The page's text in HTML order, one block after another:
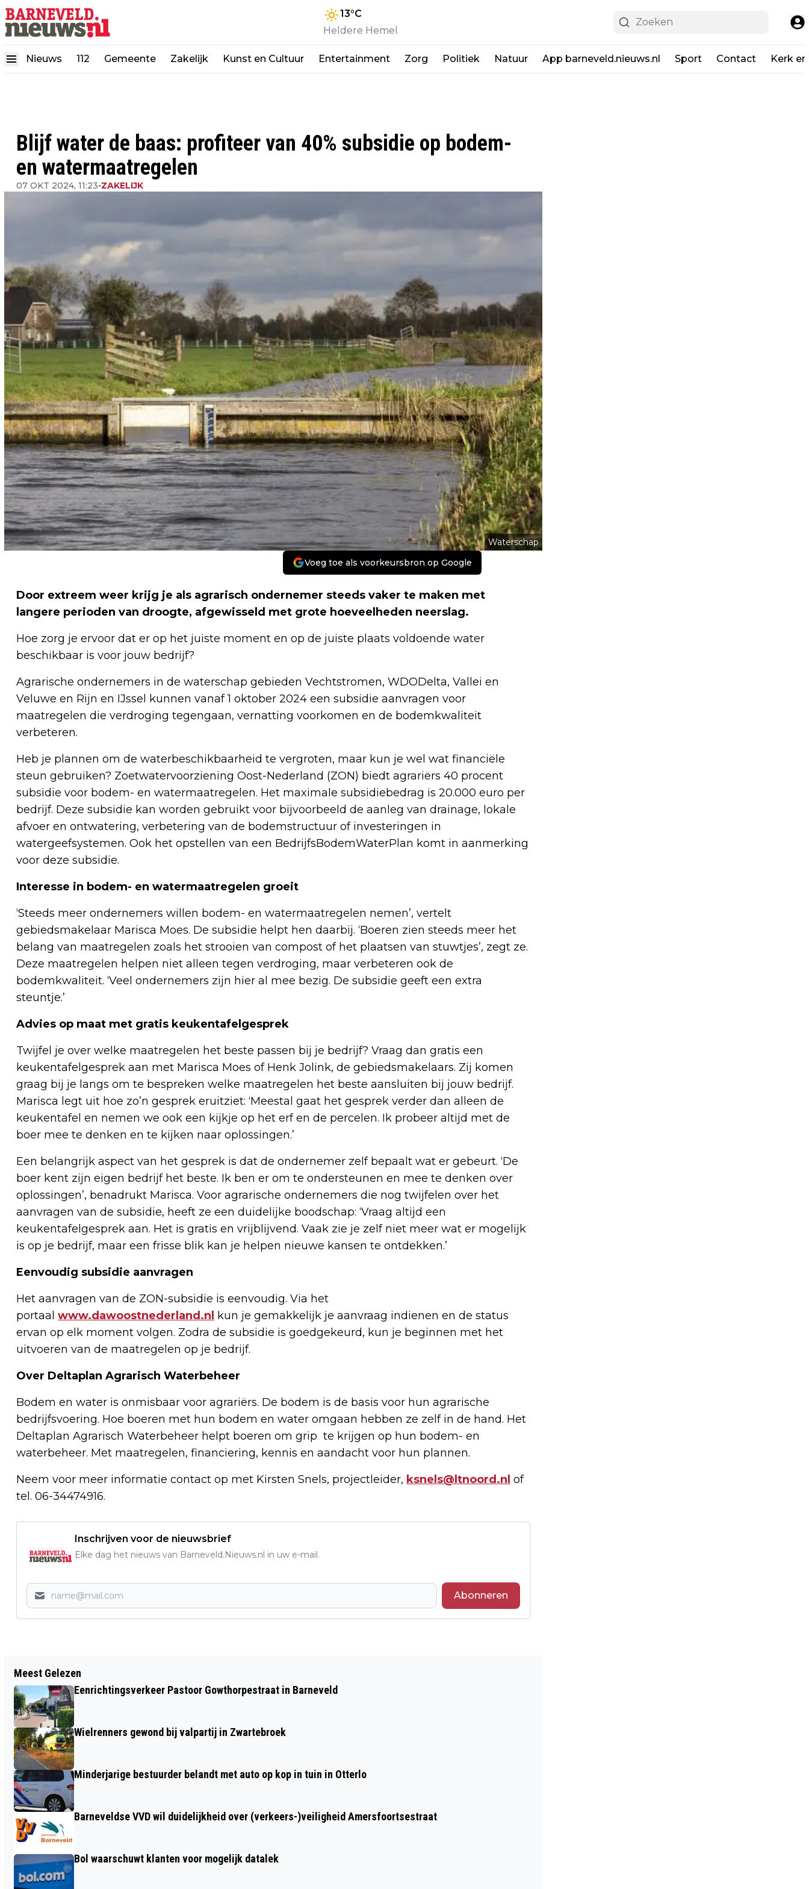
13°C
Heldere Hemel
Nieuws 112 Gemeente Zakelijk Kunst en Cultuur Entertainment Zorg Politiek Natuur App barneveld.nieuws.nl Sport Contact Kerk
Blijf water de baas: profiteer van 40% subsidie op bodem-
en watermaatregelen
07 OKT 2024, 11:23•ZAKELIJK
Waterschap
Voeg toe als voorkeursbron op Google
Door extreem weer krijg je als agrarisch ondernemer steeds vaker te maken met
langere perioden van droogte, afgewisseld met grote hoeveelheden neerslag.
Hoe zorg je ervoor dat er op het juiste moment en op de juiste plaats voldoende water
beschikbaar is voor jouw bedrijf?
Agrarische ondernemers in de waterschap gebieden Vechtstromen, WDODelta, Vallei en
Veluwe en Rijn en IJssel kunnen vanaf 1 oktober 2024 een subsidie aanvragen voor
maatregelen die verdroging tegengaan, vernatting voorkomen en de bodemkwaliteit
verbeteren.
Heb je plannen om de waterbeschikbaarheid te vergroten, maar kun je wel wat financiële
steun gebruiken? Zoetwatervoorziening Oost-Nederland (ZON) biedt agrariërs 40 procent
subsidie voor bodem- en watermaatregelen. Het maximale subsidiebedrag is 20.000 euro per
bedrijf. Deze subsidie kan worden gebruikt voor bijvoorbeeld de aanleg van drainage, lokale
afvoer en ontwatering, verbetering van de bodemstructuur of investeringen in
watergeefsystemen. Ook het opstellen van een BedrijfsBodemWaterPlan komt in aanmerking
voor deze subsidie.
Interesse in bodem- en watermaatregelen groeit
‘Steeds meer ondernemers willen bodem- en watermaatregelen nemen’, vertelt
gebiedsmakelaar Marisca Moes. De subsidie helpt hen daarbij. ‘Boeren zien steeds meer het
belang van maatregelen zoals het strooien van compost of het plaatsen van stuwtjes’, zegt ze.
Deze maatregelen helpen niet alleen tegen verdroging, maar verbeteren ook de
bodemkwaliteit. ‘Veel ondernemers zijn hier al mee bezig. De subsidie geeft een extra
steuntje.’
Advies op maat met gratis keukentafelgesprek
Twijfel je over welke maatregelen het beste passen bij je bedrijf? Vraag dan gratis een
keukentafelgesprek aan met Marisca Moes of Henk Jolink, de gebiedsmakelaars. Zij komen
graag bij je langs om te bespreken welke maatregelen het beste aansluiten bij jouw bedrijf.
Marisca legt uit hoe zo’n gesprek eruitziet: ‘Meestal gaat het gesprek verder dan alleen de
keukentafel en nemen we ook een kijkje op het erf en de percelen. Ik probeer altijd met de
boer mee te denken en te kijken naar oplossingen.’
Een belangrijk aspect van het gesprek is dat de ondernemer zelf bepaalt wat er gebeurt. ‘De
boer kent zijn eigen bedrijf het beste. Ik ben er om te ondersteunen en mee te denken over
oplossingen’, benadrukt Marisca. Voor agrarische ondernemers die nog twijfelen over het
aanvragen van de subsidie, heeft ze een duidelijke boodschap: ‘Vraag altijd een
keukentafelgesprek aan. Het is gratis en vrijblijvend. Vaak zie je zelf niet meer wat er mogelijk
is op je bedrijf, maar een frisse blik kan je helpen nieuwe kansen te ontdekken.’
Eenvoudig subsidie aanvragen
Het aanvragen van de ZON-subsidie is eenvoudig. Via het
portaal www.dawoostnederland.nl
kun je gemakkelijk je aanvraag indienen en de status
ervan op elk moment volgen. Zodra de subsidie is goedgekeurd, kun je beginnen met het
uitvoeren van de maatregelen op je bedrijf.
Over Deltaplan Agrarisch Waterbeheer
Bodem en water is onmisbaar voor agrariërs. De bodem is de basis voor hun agrarische
bedrijfsvoering. Hoe boeren met hun bodem en water omgaan hebben ze zelf in de hand. Het
Deltaplan Agrarisch Waterbeheer helpt boeren om grip te krijgen op hun bodem- en
waterbeheer. Met maatregelen, financiering, kennis en aandacht voor hun plannen.
Neem voor meer informatie contact op met Kirsten Snels, projectleider, ksnels@ltnoord.nl of
tel. 06-34474916.
Inschrijven voor de nieuwsbrief
Elke dag het nieuws van Barneveld.Nieuws.nl in uw e-mail.
Abonneren
KOFFIETIJD DEEL 2 VAN TIENEKE
OUBOTER-ELZINGA: NU VERKRIJGBAAR!
WORDEN VERVANGEN
Meest Gelezen
Eenrichtingsverkeer Pastoor Gowthorpestraat in Barneveld
Wielrenners gewond bij valpartij in Zwartebroek
Minderjarige bestuurder belandt met auto op kop in tuin in Otterlo
Barneveldse VVD wil duidelijkheid over (verkeers-)veiligheid Amersfoortsestraat
Bol waarschuwt klanten voor mogelijk datalek